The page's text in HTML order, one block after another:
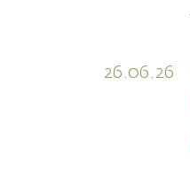
26.06.26